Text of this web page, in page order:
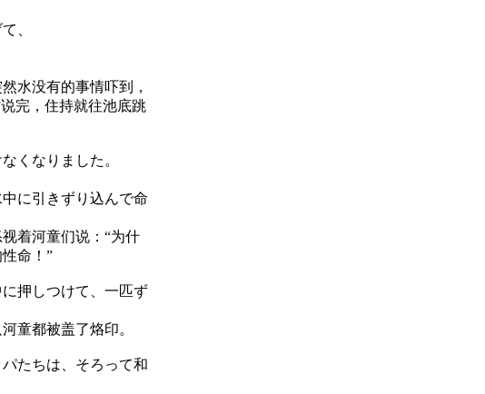
、
水没有的事情吓到，
完，住持就往池底跳
くなりました。
に引きずり込んで命
着河童们说：“为什
命！”
押しつけて、一匹ず
童都被盖了烙印。
たちは、そろって和